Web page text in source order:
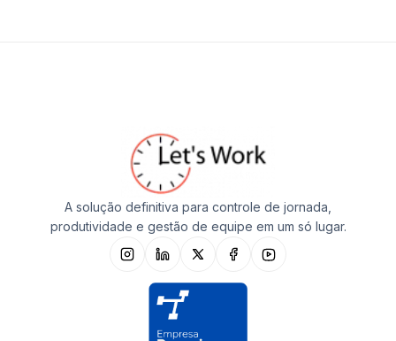
A solução definitiva para controle de jornada,
produtividade e gestão de equipe em um só lugar.